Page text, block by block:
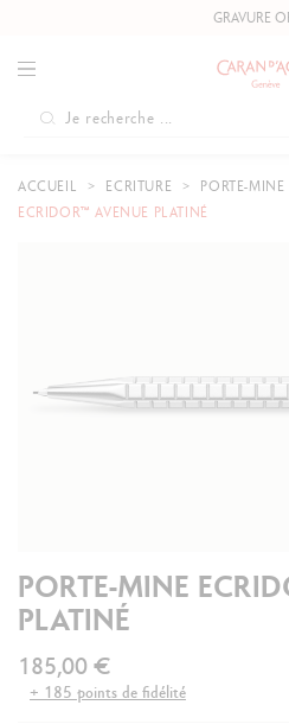
GRAVURE
ACCUEIL ECRITURE PORTE-MINE
ECRIDOR™ AVENUE PLATINÉ
PORTE-MINE
PLATINÉ
185,00 €
+ 185 points de fidélité